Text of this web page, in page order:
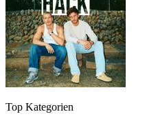
Top Kategorien